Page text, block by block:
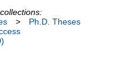
>
Ph.D. Theses